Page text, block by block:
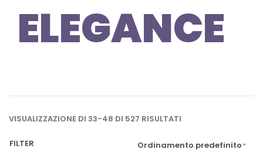
ELEGANCE
VISUALIZZAZIONE DI 33-48 DI 527 RISULTATI
Ordinamento predefinito
FILTER